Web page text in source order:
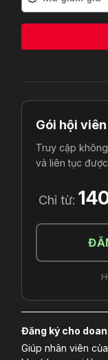
Gói hội viên
Truy cập
và liên tục
Chỉ từ:
Đăng ký cho
Giúp nhân viên